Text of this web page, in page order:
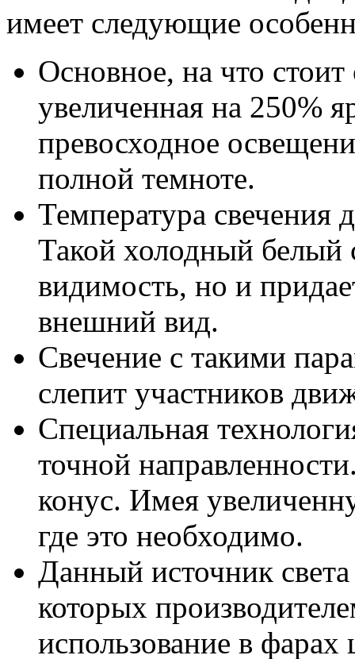
имеет следующие
Основное, на что
увеличенная на 250%
превосходное
полной темноте.
Температура свечения
Такой холодный белый
видимость, но и
внешний вид.
Свечение с такими
слепит участников
Специальная
точной
конус. Имея
где это необходимо.
Данный источник
которых
использование в